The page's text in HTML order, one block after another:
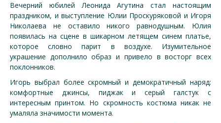
Вечерний юбилей Леонида Агутина стал настоящим
праздником, и выступление Юлии Проскуряковой и Игоря
Николаева не оставило никого равнодушным. Юлия
появилась на сцене в шикарном летящем синем платье,
которое словно парит в воздухе. Изумительное
украшение дополнило образ и привело в восторг всех
поклонников.
Игорь выбрал более скромный и демократичный наряд:
комфортные джинсы, пиджак и серый галстук с
интересным принтом. Но скромность костюма никак не
умаляла значимости момента.